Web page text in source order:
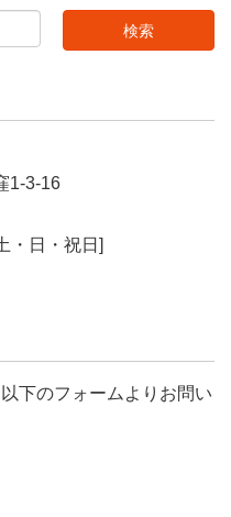
1-3-16
・日・祝日]
下のフォームよりお問い